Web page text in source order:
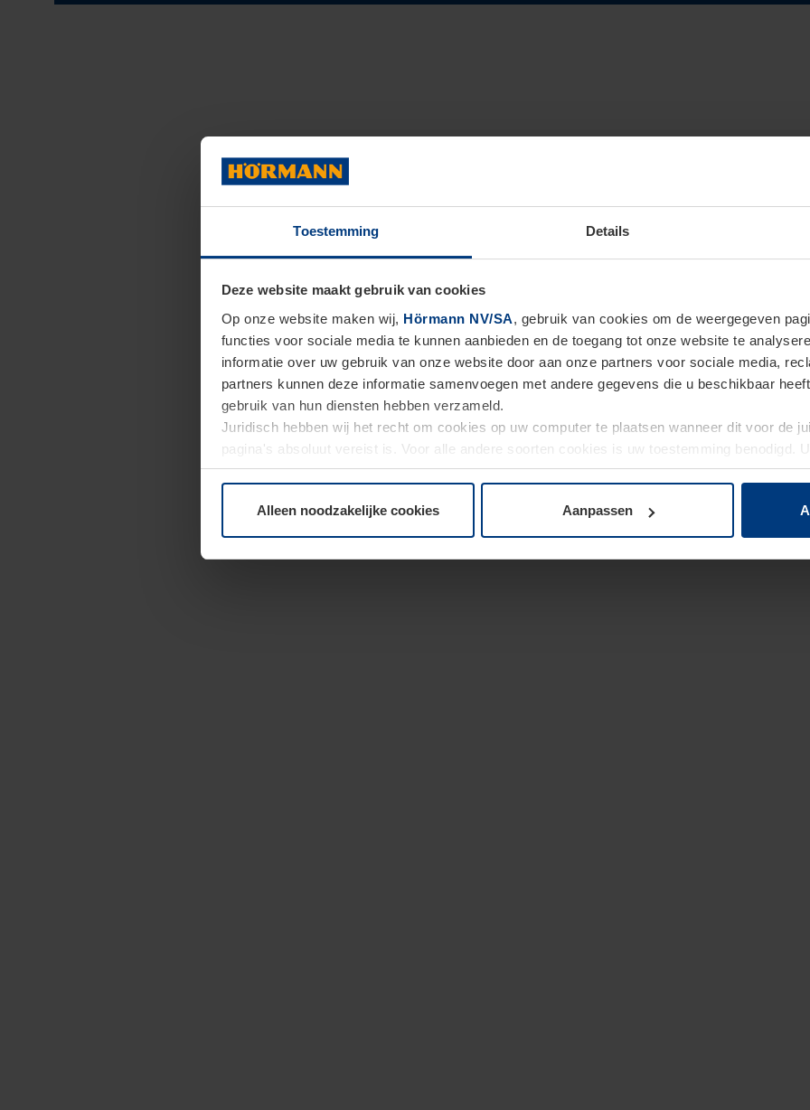
Toestemming Details
Deze website maakt gebruik van cookies
Op onze website maken wij, Hörmann NV/SA, gebruik van cookies om de weergegeven
functies voor sociale media te kunnen aanbieden en de toegang tot onze website te
informatie over uw gebruik van onze website door aan onze partners voor sociale media,
partners kunnen deze informatie samenvoegen met andere gegevens die u beschikbaar
gebruik van hun diensten hebben verzameld.
Juridisch hebben wij het recht om cookies op uw computer te plaatsen wanneer dit voor de
pagina's absoluut vereist is. Voor alle andere soorten cookies is uw toestemming benodigd.
moment bij de uitleg van de cookies op paginaPrivacyverklaringop onze website wijzigen
Alleen noodzakelijke cookies Aanpassen